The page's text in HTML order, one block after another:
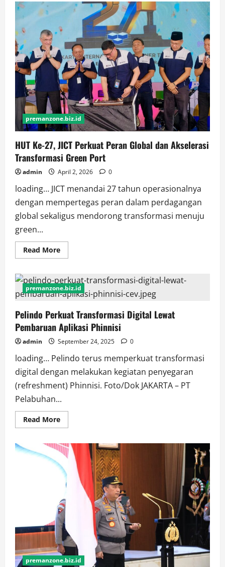
Transformasi
Digital,
Berprestasi
Belajar
Keamanan
Siber
di
Korsel
premanzone.biz.id
HUT Ke-27, JICT Perkuat Peran Global dan Akselerasi
Transformasi Green Port
admin April 2, 2026 0
loading… JICT menandai 27 tahun operasionalnya
dengan mempertegas peran dalam perdagangan
global sekaligus mendorong transformasi menuju
green...
Read MoreRead
more
Ke-
27,
JICT
Perkuat
Global
dan
Akselerasi
Transformasi
Green
Port
premanzone.biz.id
Pelindo Perkuat Transformasi Digital Lewat
Pembaruan Aplikasi Phinnisi
admin September 24, 2025 0
loading… Pelindo terus memperkuat transformasi
digital dengan melakukan kegiatan penyegaran
(refreshment) Phinnisi. Foto/Dok JAKARTA – PT
Pelabuhan...
Read MoreRead
more
Perkuat
Transformasi
Digital
Lewat
Pembaruan
Aplikasi
Phinnisi
premanzone.biz.id